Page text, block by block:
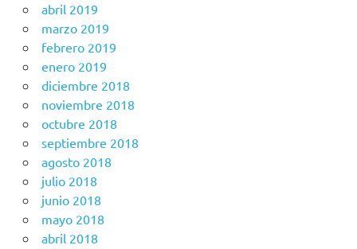
abril 2019
marzo 2019
febrero 2019
enero 2019
diciembre 2018
noviembre 2018
octubre 2018
septiembre 2018
agosto 2018
julio 2018
junio 2018
mayo 2018
abril 2018